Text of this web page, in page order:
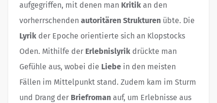
aufgegriffen, mit denen man Kritik an den
vorherrschenden autoritären Strukturen übte. Die
Lyrik der Epoche orientierte sich an Klopstocks
Oden. Mithilfe der Erlebnislyrik drückte man
Gefühle aus, wobei die Liebe in den meisten
Fällen im Mittelpunkt stand. Zudem kam im Sturm
und Drang der Briefroman auf, um Erlebnisse aus